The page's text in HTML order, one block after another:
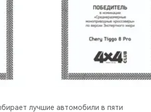
лучшие автомобили в пяти